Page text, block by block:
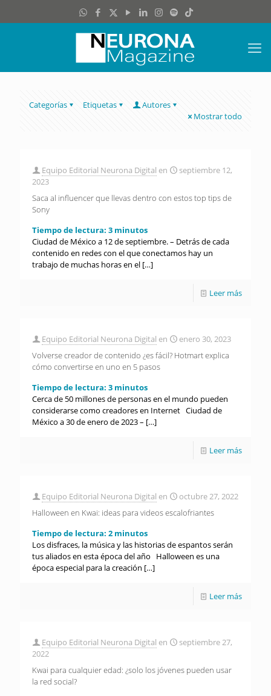
Categorías Etiquetas
Autores
Mostrar todo
Equipo Editorial Neurona Digital en
septiembre 12,
2023
Saca al influencer que llevas dentro con estos top tips de
Sony
Tiempo de lectura: 3 minutos
Ciudad de México a 12 de septiembre. – Detrás de cada
contenido en redes con el que conectamos hay un
trabajo de muchas horas en el […]
Leer más
Equipo Editorial Neurona Digital en
enero 30, 2023
Volverse creador de contenido ¿es fácil? Hotmart explica
cómo convertirse en uno en 5 pasos
Tiempo de lectura: 3 minutos
Cerca de 50 millones de personas en el mundo pueden
considerarse como creadores en Internet Ciudad de
México a 30 de enero de 2023 – […]
Leer más
Equipo Editorial Neurona Digital en
octubre 27, 2022
Halloween en Kwai: ideas para videos escalofriantes
Tiempo de lectura: 2 minutos
Los disfraces, la música y las historias de espantos serán
tus aliados en esta época del año Halloween es una
época especial para la creación […]
Leer más
Equipo Editorial Neurona Digital en
septiembre 27,
2022
Kwai para cualquier edad: ¿solo los jóvenes pueden usar
la red social?